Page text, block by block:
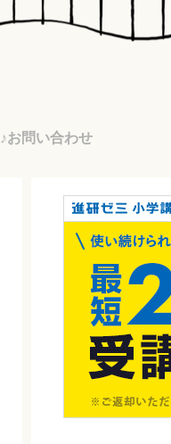
♪お問い合わせ